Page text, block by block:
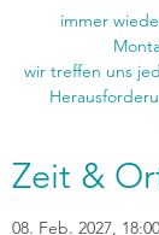
immer
wir treffen uns
Zeit &
08. Feb. 2027,